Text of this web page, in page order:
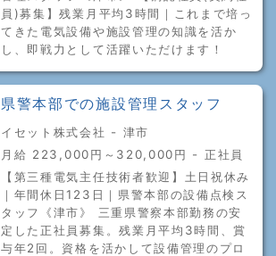
員)募集】残業月平均3時間｜これまで培っ
てきた電気設備や施設管理の知識を活か
し、即戦力として活躍いただけます！
県警本部での施設管理スタッフ
イセット株式会社 - 津市
月給 223,000円～320,000円 - 正社員
【第三種電気主任技術者歓迎】土日祝休み
｜年間休日123日｜県警本部の設備点検ス
タッフ《津市》 三重県警察本部勤務の安
定した正社員募集。残業月平均3時間、賞
与年2回。資格を活かして設備管理のプロ